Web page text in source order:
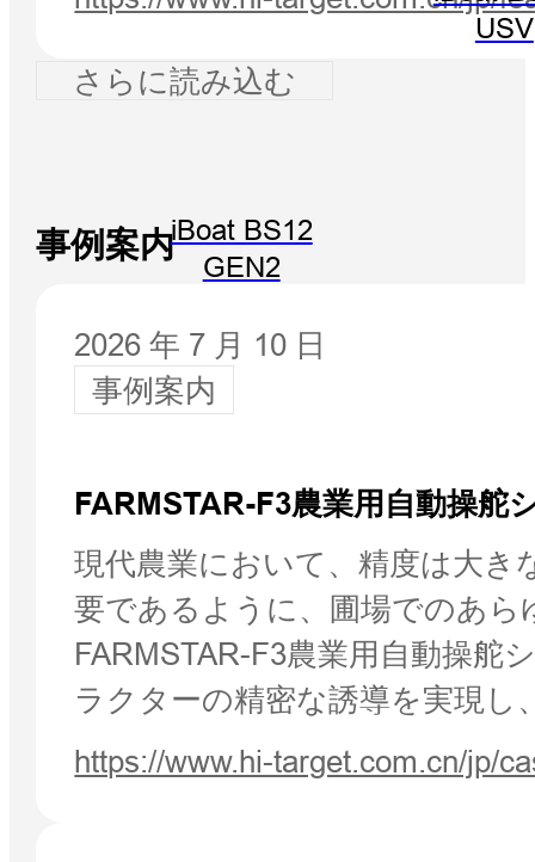
iBoat BS12
GEN2
USV
さらに読み込む
事例案内
2026 年 7 月 10 日
事例案内
FARMSTAR-F3農業用自動操舵
現代農業において、精度は大
要であるように、圃場でのあら
FARMSTAR-F3農業用自動操舵
ラクターの精密な誘導を実現
https://www.hi-target.com.cn/jp/